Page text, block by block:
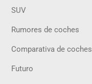
SUV
Rumores de coches
Comparativa de coches
Futuro